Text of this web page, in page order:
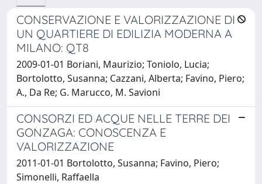
CONSERVAZIONE E VALORIZZAZIONE DI
UN QUARTIERE DI EDILIZIA MODERNA A
MILANO: QT8
2009-01-01 Boriani, Maurizio; Toniolo, Lucia;
Bortolotto, Susanna; Cazzani, Alberta; Favino, Piero;
A., Da Re; G. Marucco, M. Savioni
CONSORZI ED ACQUE NELLE TERRE DEI
GONZAGA: CONOSCENZA E
VALORIZZAZIONE
2011-01-01 Bortolotto, Susanna; Favino, Piero;
Simonelli, Raffaella